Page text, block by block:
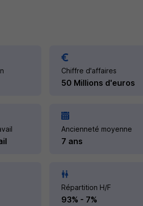
Chiffre d'affaires
50 Millions d'euros
Ancienneté moyenne
7 ans
Répartition H/F
93% - 7%